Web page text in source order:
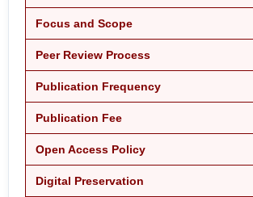
Focus and Scope
Peer Review Process
Publication Frequency
Publication Fee
Open Access Policy
Digital Preservation